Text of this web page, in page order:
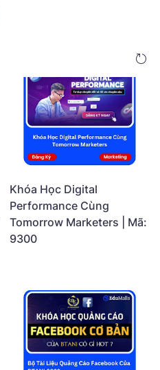
Khóa Học Digital
Performance Cùng
Tomorrow Marketers | Mã:
9300